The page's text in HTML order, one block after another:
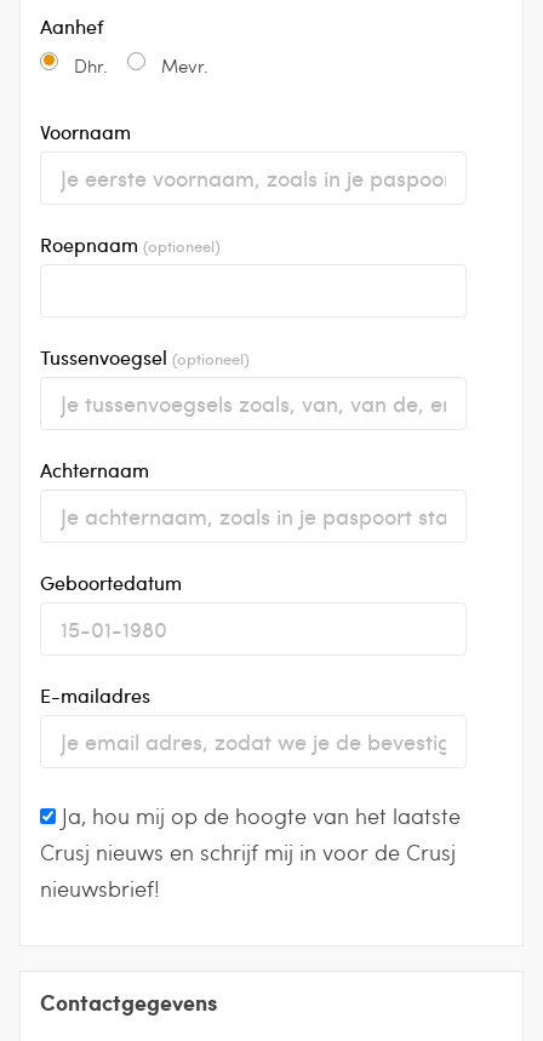
Aanhef
Dhr. Mevr.
Voornaam
Roepnaam (optioneel)
Tussenvoegsel (optioneel)
Achternaam
Geboortedatum
E-mailadres
Ja, hou mij op de hoogte van het laatste
Crusj nieuws en schrijf mij in voor de Crusj
nieuwsbrief!
Contactgegevens